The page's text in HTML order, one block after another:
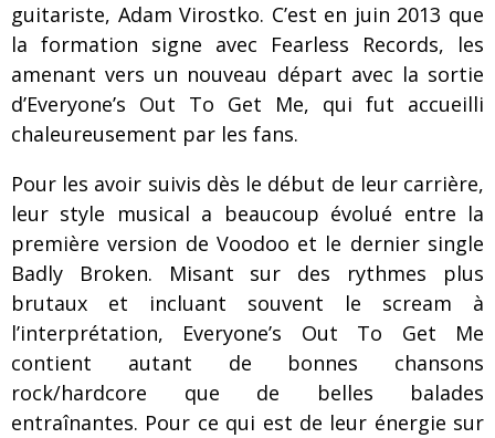
guitariste, Adam Virostko. C’est en juin 2013 que
la formation signe avec Fearless Records, les
amenant vers un nouveau départ avec la sortie
d’Everyone’s Out To Get Me, qui fut accueilli
chaleureusement par les fans.
Pour les avoir suivis dès le début de leur carrière,
leur style musical a beaucoup évolué entre la
première version de Voodoo et le dernier single
Badly Broken. Misant sur des rythmes plus
brutaux et incluant souvent le scream à
l’interprétation, Everyone’s Out To Get Me
contient autant de bonnes chansons
rock/hardcore que de belles balades
entraînantes. Pour ce qui est de leur énergie sur